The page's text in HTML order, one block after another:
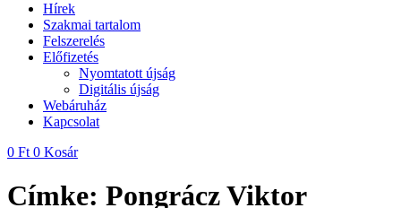
Hírek
Szakmai tartalom
Felszerelés
Előfizetés
Nyomtatott újság
Digitális újság
Webáruház
Kapcsolat
0 Ft 0 Kosár
Címke: Pongrácz Viktor